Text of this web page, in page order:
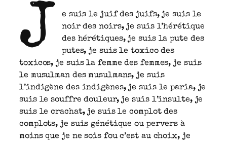
J
e suis le juif des juifs, je suis le
noir des noirs, je suis l’hérétique
des hérétiques, je suis la pute des
putes, je suis le toxico des
toxicos, je suis la femme des femmes, je suis
le musulman des musulmans, je suis
l’indigène des indigènes, je suis le paria, je
suis le souffre douleur, je suis l’insulte, je
suis le crachat, je suis le complot des
complots, je suis génétique ou pervers à
moins que je ne sois fou c’est au choix, je